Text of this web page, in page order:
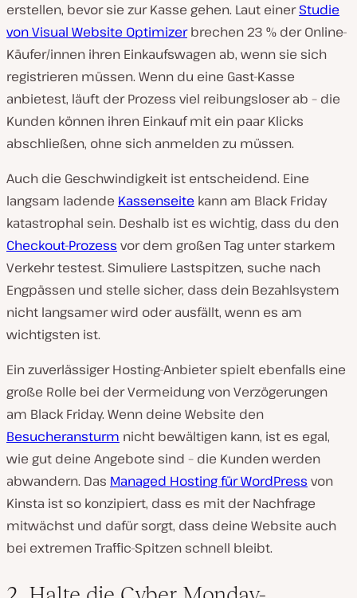
erstellen, bevor sie zur Kasse gehen. Laut einerStudie
von Visual Website Optimizerbrechen 23 % der Online-
Käufer/innen ihren Einkaufswagen ab, wenn sie sich
registrieren müssen. Wenn du eine Gast-Kasse
anbietest, läuft der Prozess viel reibungsloser ab – die
Kunden können ihren Einkauf mit ein paar Klicks
abschließen, ohne sich anmelden zu müssen.
Auch die Geschwindigkeit ist entscheidend. Eine
langsam ladende Kassenseite kann am Black Friday
katastrophal sein. Deshalb ist es wichtig, dass du den
Checkout-Prozess vor dem großen Tag unter starkem
Verkehr testest. Simuliere Lastspitzen, suche nach
Engpässen und stelle sicher, dass dein Bezahlsystem
nicht langsamer wird oder ausfällt, wenn es am
wichtigsten ist.
Ein zuverlässiger Hosting-Anbieter spielt ebenfalls eine
große Rolle bei der Vermeidung von Verzögerungen
am Black Friday. Wenn deine Website den
Besucheransturm nicht bewältigen kann, ist es egal,
wie gut deine Angebote sind – die Kunden werden
abwandern. Das Managed Hosting für WordPress von
Kinsta ist so konzipiert, dass es mit der Nachfrage
mitwächst und dafür sorgt, dass deine Website auch
bei extremen Traffic-Spitzen schnell bleibt.